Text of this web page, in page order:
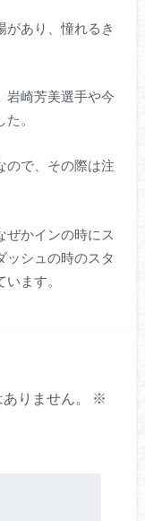
があり、憧れるき
岩崎芳美選手や今
。
ので、その際は注
ぜかインの時にス
ッシュの時のスタ
ます。
りません。
※